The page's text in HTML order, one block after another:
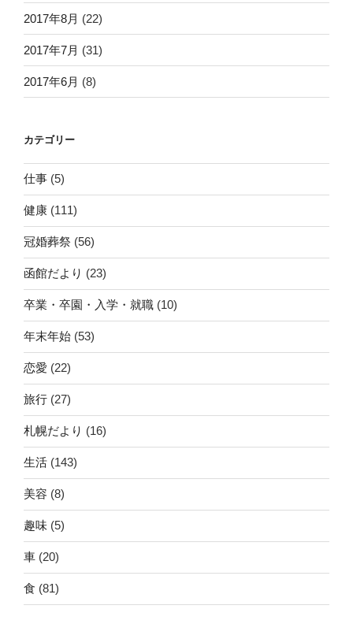
2017年8月 (22)
2017年7月 (31)
2017年6月 (8)
カテゴリー
仕事 (5)
健康 (111)
冠婚葬祭 (56)
函館だより (23)
卒業・卒園・入学・就職 (10)
年末年始 (53)
恋愛 (22)
旅行 (27)
札幌だより (16)
生活 (143)
美容 (8)
趣味 (5)
車 (20)
食 (81)